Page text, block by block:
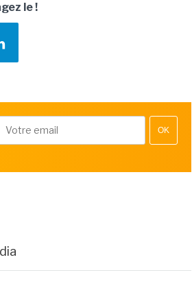
le !
OK